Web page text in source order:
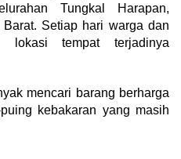
Tungkal Harapan,
Setiap hari warga dan
lokasi tempat terjadinya
mencari barang berharga
kebakaran yang masih